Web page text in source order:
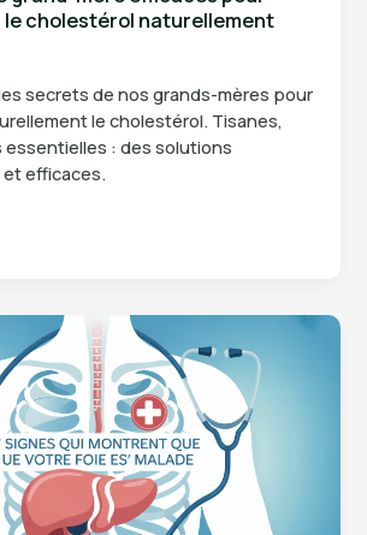
cholestérol naturellement
secrets de nos grands-mères pour
le cholestérol. Tisanes,
essentielles : des solutions
efficaces.